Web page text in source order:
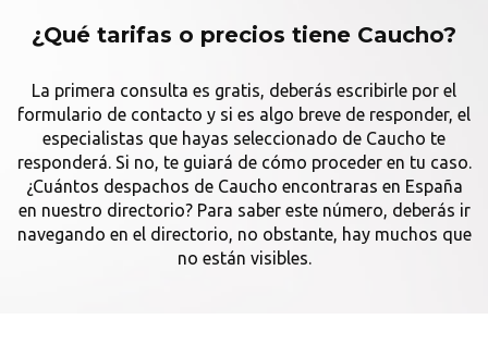
¿Qué tarifas o precios tiene Caucho?
La primera consulta es gratis, deberás escribirle por el
formulario de contacto y si es algo breve de responder, el
especialistas que hayas seleccionado de Caucho te
responderá. Si no, te guiará de cómo proceder en tu caso.
¿Cuántos despachos de Caucho encontraras en España
en nuestro directorio? Para saber este número, deberás ir
navegando en el directorio, no obstante, hay muchos que
no están visibles.